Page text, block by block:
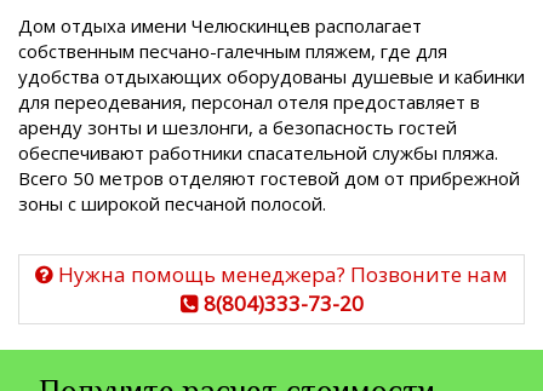
Дом отдыха имени Челюскинцев располагает
собственным песчано-галечным пляжем, где для
удобства отдыхающих оборудованы душевые и кабинки
для переодевания, персонал отеля предоставляет в
аренду зонты и шезлонги, а безопасность гостей
обеспечивают работники спасательной службы пляжа.
Всего 50 метров отделяют гостевой дом от прибрежной
зоны с широкой песчаной полосой.
Нужна помощь менеджера? Позвоните нам
8(804)333-73-20